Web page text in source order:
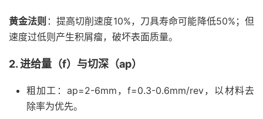
黄金法则 ：提高切削速度10%，刀具寿命可能降低50%；但
速度过低则产生积屑瘤，破坏表面质量。
2. 进给量（f）与切深（ap）
粗加工：ap=2-6mm，f=0.3-0.6mm/rev，以材料去
除率为优先。